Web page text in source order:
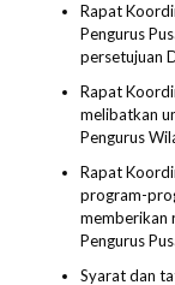
Rapat
Pengurus
persetujuan
Rapat
melibatkan
Pengurus
Rapat
program-
memberikan
Pengurus
Syarat dan